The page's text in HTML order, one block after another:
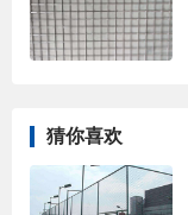
猜你喜欢